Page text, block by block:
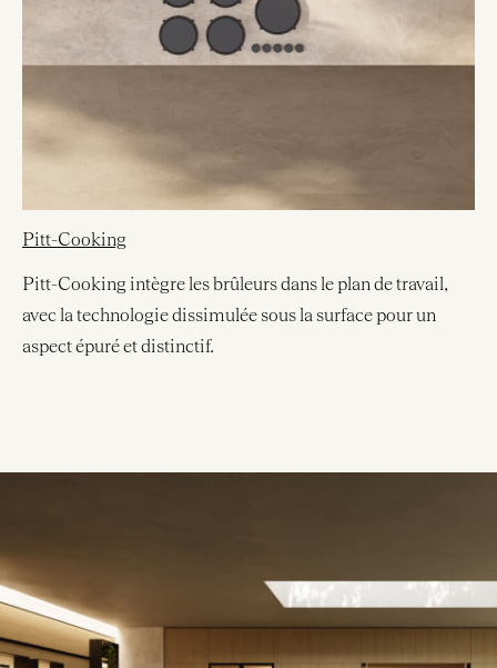
Pitt-Cooking
Pitt-Cooking intègre les brûleurs dans le plan de travail,
avec la technologie dissimulée sous la surface pour un
aspect épuré et distinctif.